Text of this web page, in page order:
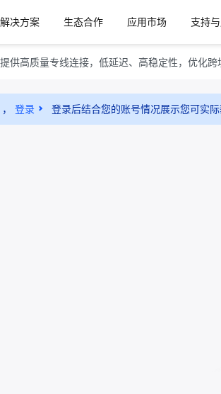
解决方案 生态合作 应用市场 支持
供高质量专线连接，低延迟、高稳定性，优化跨
登录 登录后结合您的账号情况展示您可实